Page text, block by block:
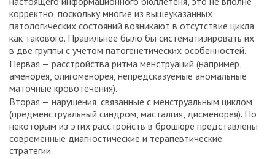
корректно, поскольку многие из вышеуказанных
патологических состояний возникают в отсутствие цикла
как такового. Правильнее было бы систематизировать их
в две группы с учётом патогенетических особенностей.
Первая — расстройства ритма менструаций (например,
аменорея, олигоменорея, непредсказуемые аномальные
маточные кровотечения).
Вторая — нарушения, связанные с менструальным циклом
(предменструальный синдром, масталгия, дисменорея). По
некоторым из этих расстройств в брошюре представлены
современные диагностические и терапевтические
стратегии.